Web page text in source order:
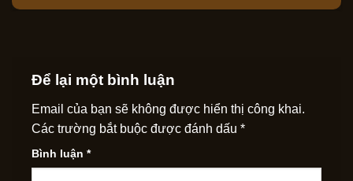
Để lại một bình luận
Email của bạn sẽ không được hiển thị công khai.
Các trường bắt buộc được đánh dấu *
Bình luận *